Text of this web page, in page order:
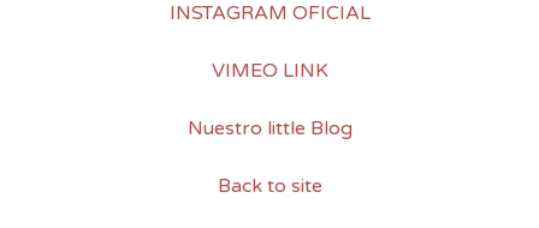
INSTAGRAM OFICIAL
VIMEO LINK
Nuestro little Blog
Back to site